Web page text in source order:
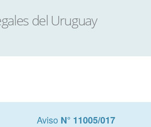
Aviso N° 11005/017